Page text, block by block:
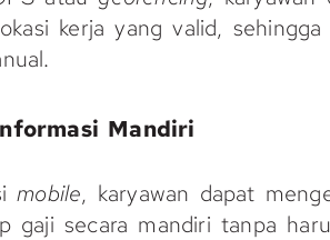
kerja yang valid,
Mandiri
mobile, karyawan dapat
gaji secara mandiri tanpa